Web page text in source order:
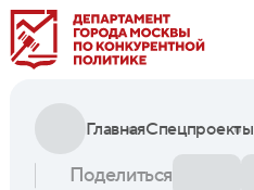
ГлавнаяСпецпроекты
Поделиться